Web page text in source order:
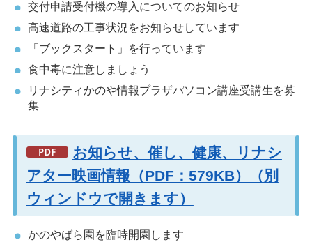
交付申請受付機の導入についてのお知らせ
高速道路の工事状況をお知らせしています
「ブックスタート」を行っています
食中毒に注意しましょう
リナシティかのや情報プラザパソコン講座受講生を募
集
お知らせ、催し、健康、リナシ
アター映画情報（PDF：579KB）（別
ウィンドウで開きます）
かのやばら園を臨時開園します